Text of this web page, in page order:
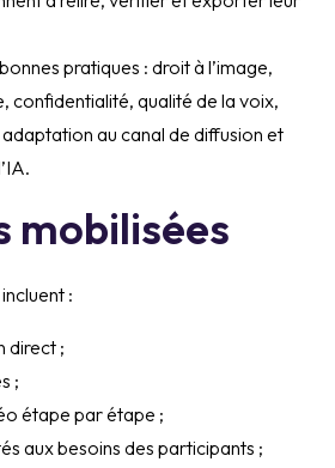
pratiques : droit à l’image,
confidentialité, qualité de la voix,
au canal de diffusion et
mobilisées
:
direct ;
;
étape par étape ;
aux besoins des participants ;